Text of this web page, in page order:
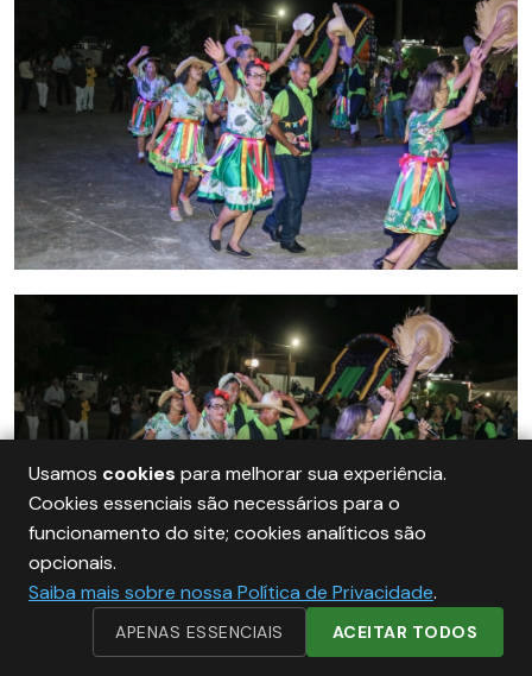
Usamos cookies para melhorar sua experiência.
Cookies essenciais são necessários para o
funcionamento do site; cookies analíticos são
opcionais.
Saiba mais sobre nossa Política de Privacidade.
APENAS ESSENCIAIS ACEITAR TODOS